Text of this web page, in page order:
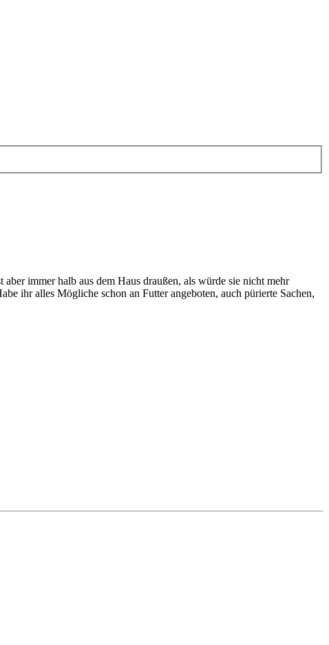
immer halb aus dem Haus draußen, als würde sie nicht mehr
ihr alles Mögliche schon an Futter angeboten, auch pürierte Sachen,